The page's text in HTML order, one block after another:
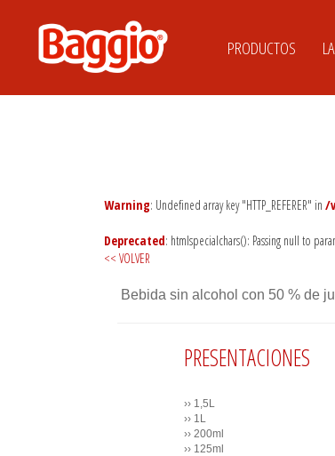
PRODUCTOS
Warning: Undefined array key "HTTP_REFERER" in /
Deprecated: htmlspecialchars(): Passing null to
<< VOLVER
Bebida sin alcohol con 50 % de
PRESENTACIONES
›› 1,5L
›› 1L
›› 200ml
›› 125ml